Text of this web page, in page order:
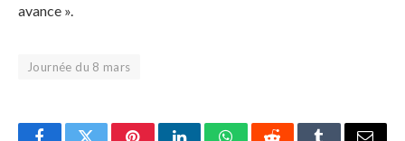
avance ».
Journée du 8 mars